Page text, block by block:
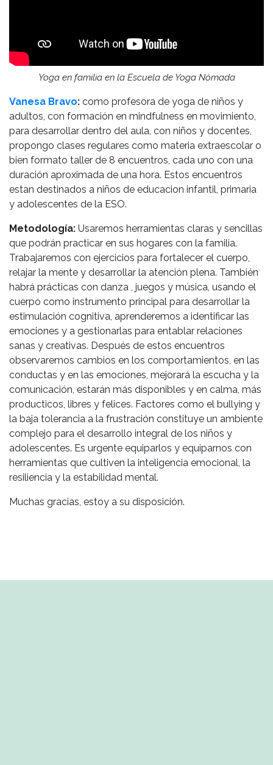
Yoga en familia en la Escuela de Yoga Nómada
Vanesa Bravo: como profesora de yoga de niños y
adultos, con formación en mindfulness en movimiento,
para desarrollar dentro del aula, con niños y docentes,
propongo clases regulares como materia extraescolar o
bien formato taller de 8 encuentros, cada uno con una
duración aproximada de una hora. Estos encuentros
estan destinados a niños de educacion infantil, primaria
y adolescentes de la ESO.
Metodología: Usaremos herramientas claras y sencillas
que podrán practicar en sus hogares con la familia.
Trabajaremos con ejercicios para fortalecer el cuerpo,
relajar la mente y desarrollar la atención plena. También
habrá prácticas con danza , juegos y música, usando el
cuerpo como instrumento principal para desarrollar la
estimulación cognitiva, aprenderemos a identificar las
emociones y a gestionarlas para entablar relaciones
sanas y creativas. Después de estos encuentros
observaremos cambios en los comportamientos, en las
conductas y en las emociones, mejorará la escucha y la
comunicación, estarán más disponibles y en calma, más
producticos, libres y felices. Factores como el bullying y
la baja tolerancia a la frustración constituye un ambiente
complejo para el desarrollo integral de los niños y
adolescentes. Es urgente equiparlos y equiparnos con
herramientas que cultiven la inteligencia emocional, la
resiliencia y la estabilidad mental.
Muchas gracias, estoy a su disposición.